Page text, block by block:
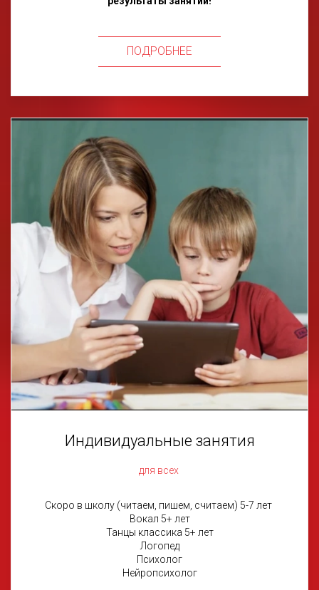
ПОДРОБНЕЕ
Индивидуальные занятия
для всех
Скоро в школу (читаем, пишем, считаем) 5-7 лет
Вокал 5+ лет
Танцы классика 5+ лет
Логопед
Психолог
Нейропсихолог